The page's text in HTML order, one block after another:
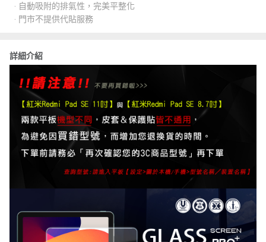
‧ 自動吸附的排氣性，完美平整化
‧ 門市不提供代貼服務
詳細介紹